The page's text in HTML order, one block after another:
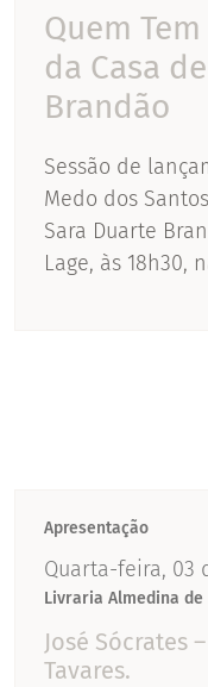
Quem
da Casa
Brandão
Sessão de
Medo dos
Sara Duarte
Lage, às 18h30,
Apresentação
Quarta-feira, 03
Livraria Almedina de
José Sócrates
Tavares.